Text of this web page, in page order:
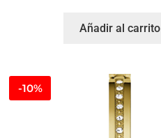
Añadir al carrito
-10%